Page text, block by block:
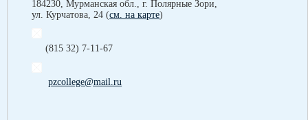
184230, Мурманская обл., г. Полярные Зори,
ул. Курчатова, 24 (см. на карте)
(815 32) 7-11-67
pzcollege@mail.ru